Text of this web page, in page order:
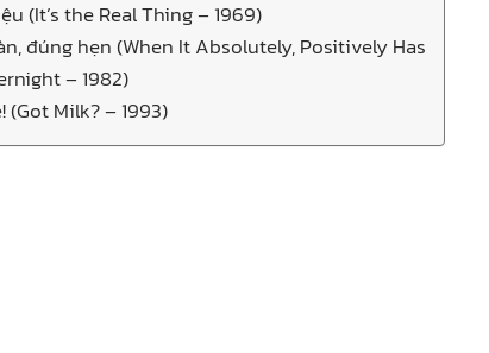
(It’s the Real Thing – 1969)
đúng hẹn (When It Absolutely, Positively Has
– 1982)
(Got Milk? – 1993)